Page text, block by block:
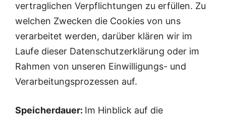
vertraglichen Verpflichtungen zu erfüllen. Zu
welchen Zwecken die Cookies von uns
verarbeitet werden, darüber klären wir im
Laufe dieser Datenschutzerklärung oder im
Rahmen von unseren Einwilligungs- und
Verarbeitungsprozessen auf.
Speicherdauer: Im Hinblick auf die